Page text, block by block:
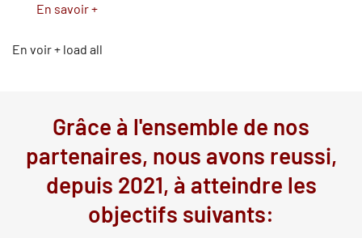
En savoir +
En voir + load all
Grâce à l'ensemble de nos
partenaires, nous avons reussi,
depuis 2021, à atteindre les
objectifs suivants: